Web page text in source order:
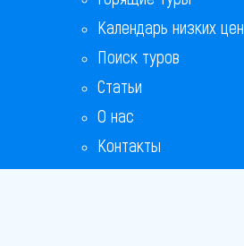
Календарь низких цен
Поиск туров
Статьи
О нас
Контакты
Бонусная программа